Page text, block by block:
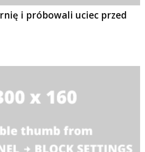
i próbowali uciec przed